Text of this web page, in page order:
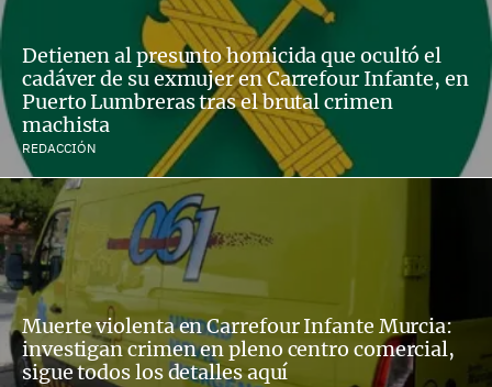
Detienen al presunto homicida que ocultó el
cadáver de su exmujer en Carrefour Infante, en
Puerto Lumbreras tras el brutal crimen
machista
REDACCIÓN
Muerte violenta en Carrefour Infante Murcia:
investigan crimen en pleno centro comercial,
sigue todos los detalles aquí